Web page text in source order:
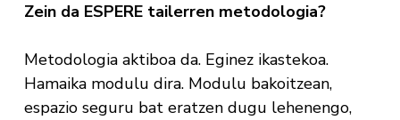
Zein da ESPERE tailerren metodologia?
Metodologia aktiboa da. Eginez ikastekoa.
Hamaika modulu dira. Modulu bakoitzean,
espazio seguru bat eratzen dugu lehenengo,